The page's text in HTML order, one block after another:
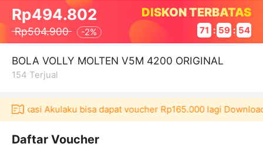
Rp494.802
Rp504.900 -2%
DISKON TERBATAS
71 : 59 : 54
BOLA VOLLY MOLTEN V5M 4200 ORIGINAL
154 Terjual
Akulaku bisa dapat voucher Rp165.000 lagi Download
Daftar Voucher